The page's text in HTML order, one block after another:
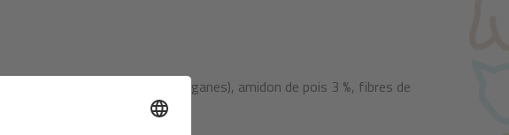
venaison 26% (viande et organes), amidon de pois 3 %, fibres de